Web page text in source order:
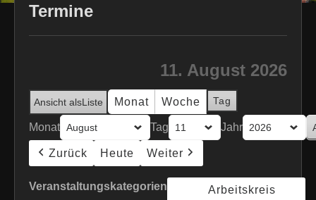
Termine
11. August 2026
Ansicht alsListe Monat Woche Tag
Monat Tag Jahr
Zurück Heute Weiter
Veranstaltungskategorien
Arbeitskreis